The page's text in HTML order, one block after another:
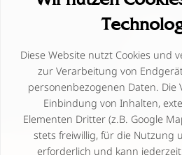
Links
Diese Website nutzt Cookies und
zur Verarbeitung von
personenbezogenen Daten.
Einbindung von Inhalten,
Elementen Dritter (z.B. Google
stets freiwillig, für die Nutzung
erforderlich und kann